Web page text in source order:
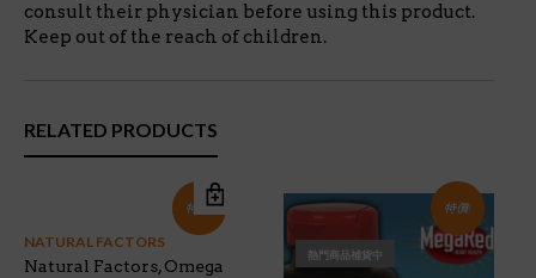
consult their physician before using this product.
Keep out of the reach of children.
RELATED PRODUCTS
特價!
NATURAL FACTORS
Natural Factors, Omega
特價!
熱門商品補貨中